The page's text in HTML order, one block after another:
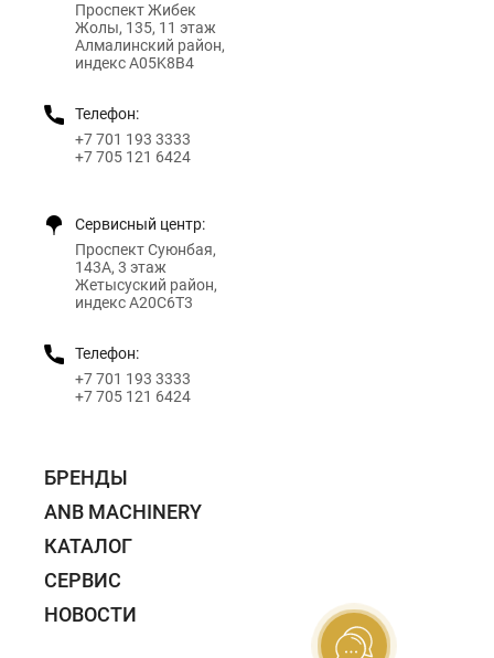
Проспект Жибек
Жолы, 135, 11 этаж
Алмалинский район,
индекс A05K8B4
Телефон:
+7 701 193 3333
+7 705 121 6424
Сервисный центр:
Проспект Суюнбая,
143А, 3 этаж
Жетысуский район,
индекс A20C6T3
Телефон:
+7 701 193 3333
+7 705 121 6424
БРЕНДЫ
ANB MACHINERY
КАТАЛОГ
СЕРВИС
НОВОСТИ